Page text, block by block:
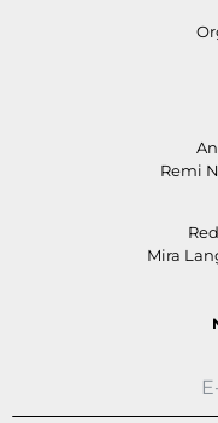
Remi
Mira